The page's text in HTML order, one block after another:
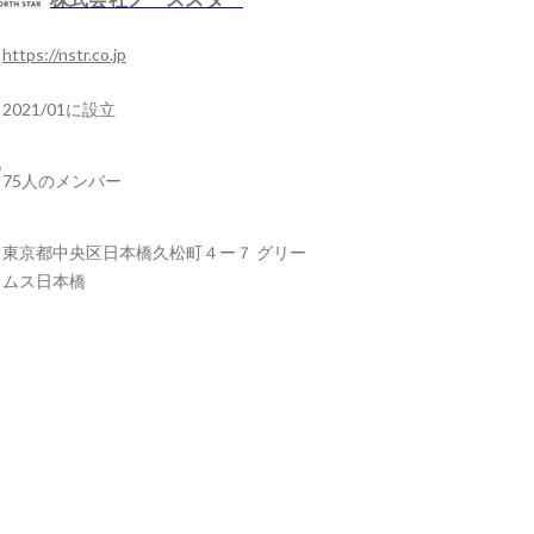
https://nstr.co.jp
2021/01に設立
75人のメンバー
東京都中央区日本橋久松町４ー７ グリー
ムス日本橋